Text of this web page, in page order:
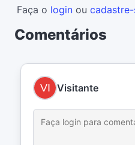
Faça o login ou
Comentários
Visitante